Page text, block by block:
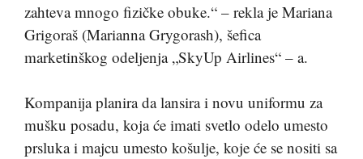
zahteva mnogo fizičke obuke.“ – rekla je Mariana
Grigoraš (Marianna Grygorash), šefica
marketinškog odeljenja „SkyUp Airlines“ – a.
Kompanija planira da lansira i novu uniformu za
mušku posadu, koja će imati svetlo odelo umesto
prsluka i majcu umesto košulje, koje će se nositi sa